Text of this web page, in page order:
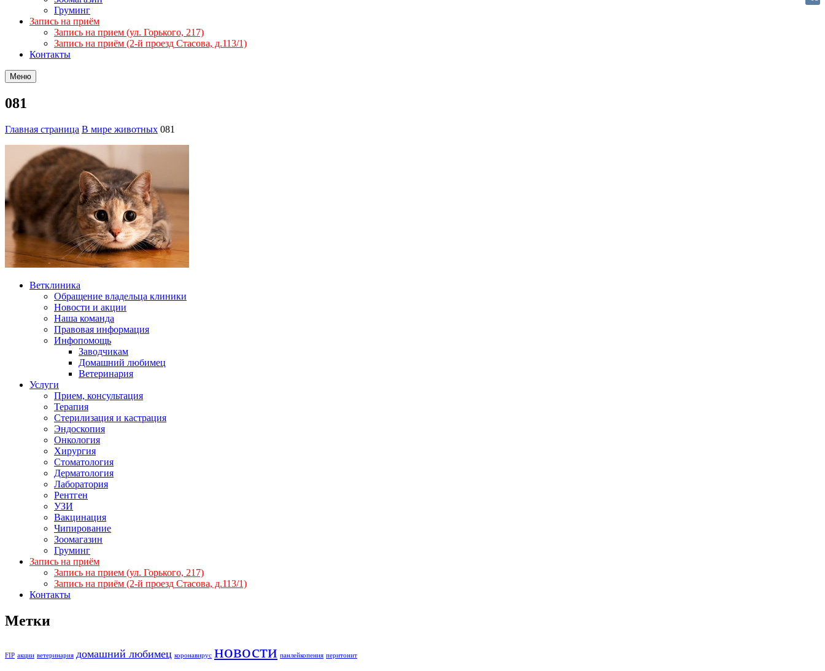
Груминг
Запись на приём
Запись на прием (ул. Горького, 217)
Запись на приём (2-й проезд Стасова, д.113/1)
Контакты
Меню
081
Главная страница В мире животных 081
Ветклиника
Обращение владельца клиники
Новости и акции
Наша команда
Правовая информация
Инфопомощь
Заводчикам
Домашний любимец
Ветеринария
Услуги
Прием, консультация
Терапия
Стерилизация и кастрация
Эндоскопия
Онкология
Хирургия
Стоматология
Дерматология
Лаборатория
Рентген
УЗИ
Вакцинация
Чипирование
Зоомагазин
Груминг
Запись на приём
Запись на прием (ул. Горького, 217)
Запись на приём (2-й проезд Стасова, д.113/1)
Контакты
Метки
FIP акции ветеринария домашний любимец коронавирус новости панлейкопения перитонит